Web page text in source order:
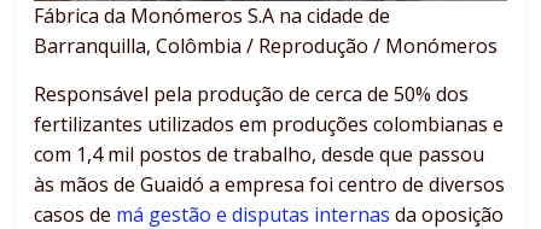
Fábrica da Monómeros S.A na cidade de
Barranquilla, Colômbia / Reprodução / Monómeros
Responsável pela produção de cerca de 50% dos
fertilizantes utilizados em produções colombianas e
com 1,4 mil postos de trabalho, desde que passou
às mãos de Guaidó a empresa foi centro de diversos
casos de má gestão e disputas internas da oposição